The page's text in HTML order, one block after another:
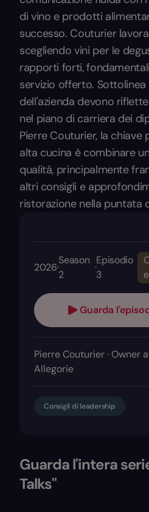
di vino e prodotti
successo. Couturier
scegliendo vini per le
rapporti forti,
servizio offerto. Sottolinea
dell'azienda devono
nel piano di carriera dei
Pierre Couturier, la
alta cucina è combinare
qualità, principalmente
altri consigli e
ristorazione nella puntata
2026·
Season
2
·
Episodio
3
Guarda
Pierre Couturier · Owner
Allegorie
Consigli di leadership
Guarda l'intera
Talks"